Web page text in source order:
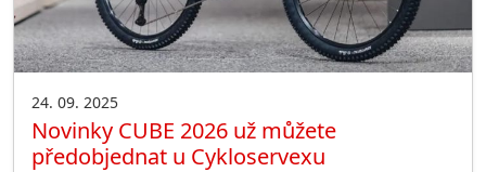
24. 09. 2025
Novinky CUBE 2026 už můžete
předobjednat u Cykloservexu